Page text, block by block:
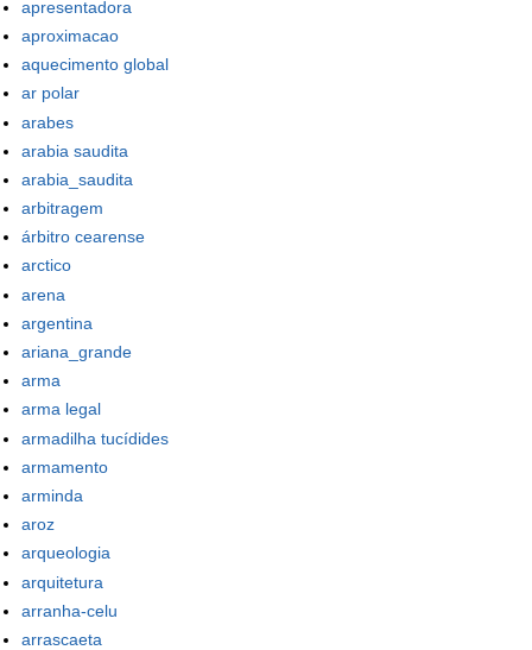
apresentadora
aproximacao
aquecimento global
ar polar
arabes
arabia saudita
arabia_saudita
arbitragem
árbitro cearense
arctico
arena
argentina
ariana_grande
arma
arma legal
armadilha tucídides
armamento
arminda
aroz
arqueologia
arquitetura
arranha-celu
arrascaeta